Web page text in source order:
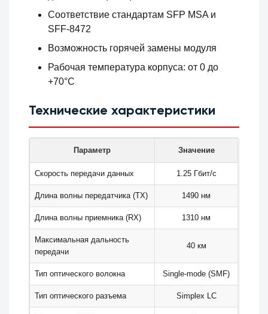
Соответствие стандартам SFP MSA и
SFF-8472
Возможность горячей замены модуля
Рабочая температура корпуса: от 0 до
+70°C
Технические характеристики
Параметр Значение
Скорость передачи данных 1.25 Гбит/с
Длина волны передатчика (TX) 1490 нм
Длина волны приемника (RX) 1310 нм
Максимальная дальность
передачи
40 км
Тип оптического волокна Single-mode (SMF)
Тип оптического разъема Simplex LC